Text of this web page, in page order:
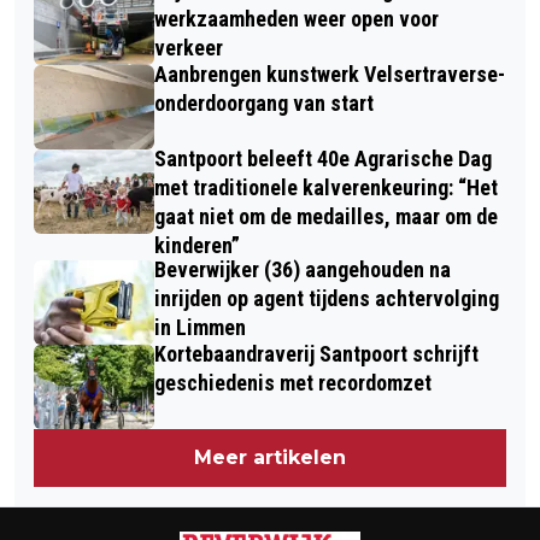
VESSIES-AARDENBURG
BEDIENTIJDEN BRUGGEN NOORD-
HOLLAND
werkzaamheden weer open voor
verkeer
Aanbrengen kunstwerk Velsertraverse-
onderdoorgang van start
Santpoort beleeft 40e Agrarische Dag
met traditionele kalverenkeuring: “Het
gaat niet om de medailles, maar om de
kinderen”
Beverwijker (36) aangehouden na
inrijden op agent tijdens achtervolging
in Limmen
Kortebaandraverij Santpoort schrijft
geschiedenis met recordomzet
Meer artikelen